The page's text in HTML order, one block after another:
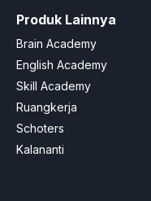
Produk Lainnya
Brain Academy
English Academy
Skill Academy
Ruangkerja
Schoters
Kalananti